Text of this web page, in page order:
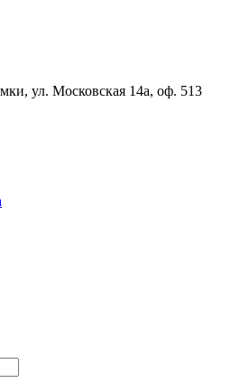
ул. Московская 14а, оф. 513